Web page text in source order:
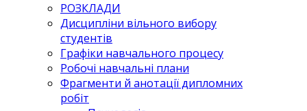
РОЗКЛАДИ
Дисципліни вільного вибору
студентів
Графіки навчального процесу
Робочі навчальні плани
Фрагменти й анотації дипломних
робіт